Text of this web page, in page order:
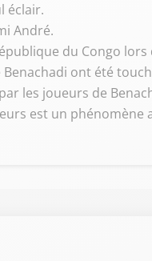
éclair.
André.
du Congo
ont été
les joueurs de
est un phénomène